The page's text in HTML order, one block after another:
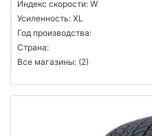
Индекс скорости: W
Усиленность: XL
Год производства:
Страна:
Все магазины: (2)